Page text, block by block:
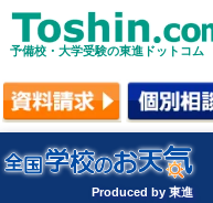
予備校・大学受験の東進ドットコム
Produced by 東進